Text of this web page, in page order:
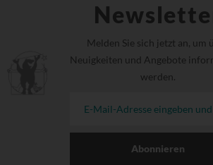
Melden Sie sich jetzt an, um
Neuigkeiten und Angebote
werden.
Abonnieren